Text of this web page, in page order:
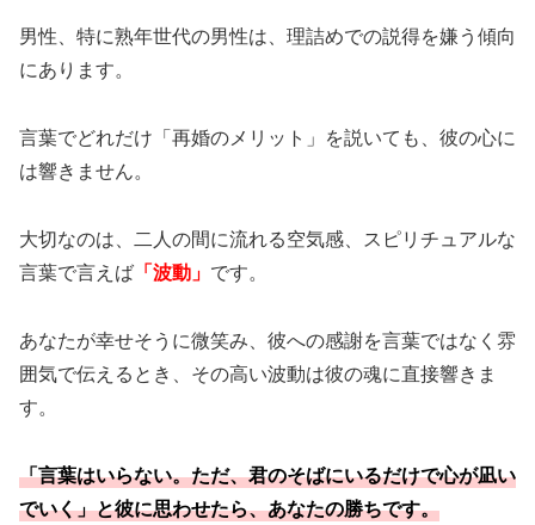
男性、特に熟年世代の男性は、理詰めでの説得を嫌う傾向
にあります。
言葉でどれだけ「再婚のメリット」を説いても、彼の心に
は響きません。
大切なのは、二人の間に流れる空気感、スピリチュアルな
言葉で言えば 「波動」 です。
あなたが幸せそうに微笑み、彼への感謝を言葉ではなく雰
囲気で伝えるとき、その高い波動は彼の魂に直接響きま
す。
「言葉はいらない。ただ、君のそばにいるだけで心が凪い
でいく」と彼に思わせたら、あなたの勝ちです。